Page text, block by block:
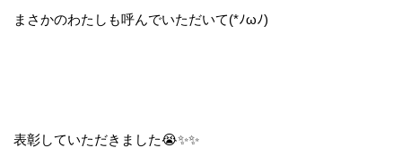
まさかのわたしも呼んでいただいて(*ﾉωﾉ)
表彰していただきました😭✨✨